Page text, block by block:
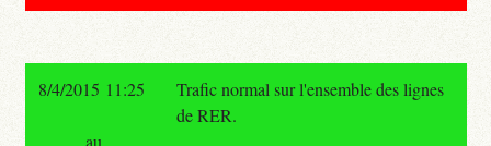
8/4/2015 11:25
Trafic normal sur l'ensemble des lignes
de RER.
au